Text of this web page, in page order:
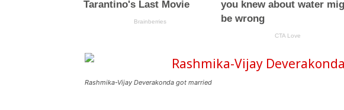
Rashmika-Vijay Deverakonda got married